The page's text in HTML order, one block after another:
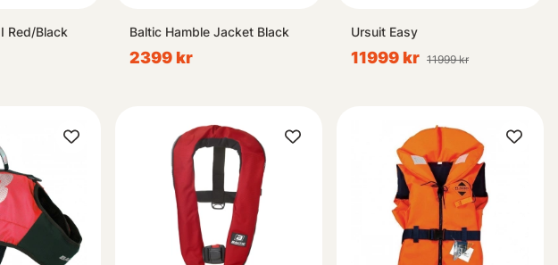
Red/Black Baltic Hamble Jacket Black
2399 kr
Ursuit Easy
11999 kr 11999 kr